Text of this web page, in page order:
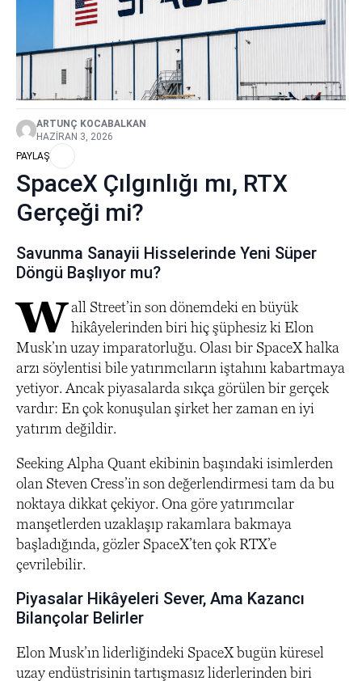
ARTUNÇ KOCABALKAN
HAZIRAN 3, 2026
PAYLAŞ
SpaceX Çılgınlığı mı, RTX
Gerçeği mi?
Savunma Sanayii Hisselerinde Yeni Süper
Döngü Başlıyor mu?
W all Street’in son dönemdeki en büyük
hikâyelerinden biri hiç şüphesiz ki Elon
Musk’ın uzay imparatorluğu. Olası bir SpaceX halka
arzı söylentisi bile yatırımcıların iştahını kabartmaya
yetiyor. Ancak piyasalarda sıkça görülen bir gerçek
vardır: En çok konuşulan şirket her zaman en iyi
yatırım değildir.
Seeking Alpha Quant ekibinin başındaki isimlerden
olan Steven Cress’in son değerlendirmesi tam da bu
noktaya dikkat çekiyor. Ona göre yatırımcılar
manşetlerden uzaklaşıp rakamlara bakmaya
başladığında, gözler SpaceX’ten çok RTX’e
çevrilebilir.
Piyasalar Hikâyeleri Sever, Ama Kazancı
Bilançolar Belirler
Elon Musk’ın liderliğindeki SpaceX bugün küresel
uzay endüstrisinin tartışmasız liderlerinden biri